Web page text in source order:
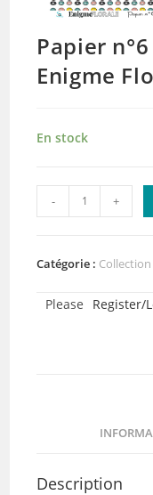
Papier
Enigme
En stock
quantité
de
n°6
Collection
- +
Catégorie :
Please Register/
Description